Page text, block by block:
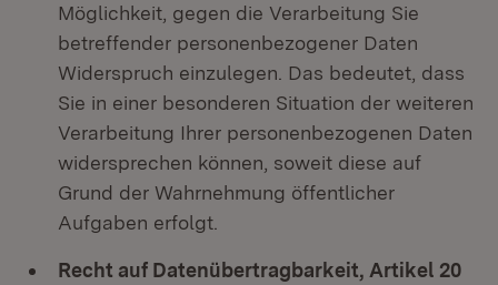
Möglichkeit, gegen die Verarbeitung Sie
betreffender personenbezogener Daten
Widerspruch einzulegen. Das bedeutet, dass
Sie in einer besonderen Situation der weiteren
Verarbeitung Ihrer personenbezogenen Daten
widersprechen können, soweit diese auf
Grund der Wahrnehmung öffentlicher
Aufgaben erfolgt.
Recht auf Datenübertragbarkeit, Artikel 20